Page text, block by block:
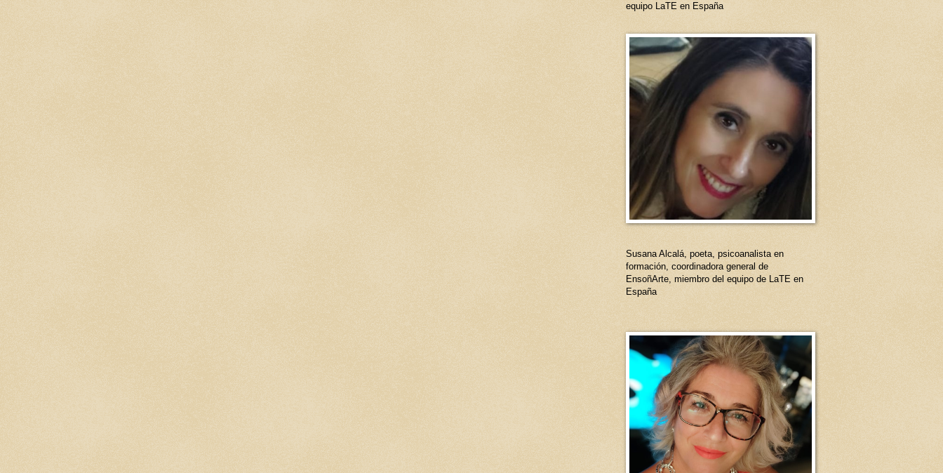
equipo LaTE en España
Susana Alcalá, poeta, psicoanalista en
formación, coordinadora general de
EnsoñArte, miembro del equipo de LaTE en
España